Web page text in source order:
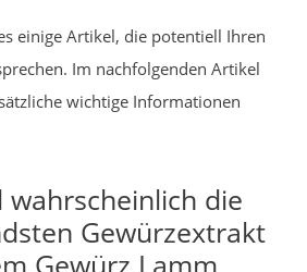
einige Artikel, die potentiell Ihren
Im nachfolgenden Artikel
wichtige Informationen
wahrscheinlich die
Gewürzextrakt
Gewürz Lamm